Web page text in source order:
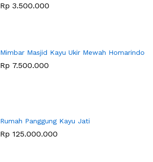
Rp 3.500.000
Mimbar Masjid Kayu Ukir Mewah Homarindo
Rp 7.500.000
Rumah Panggung Kayu Jati
Rp 125.000.000